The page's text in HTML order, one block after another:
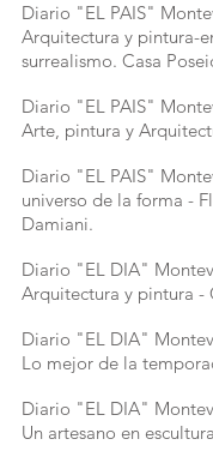
Diario "EL PAIS"
Arquitectura y pintura-
surrealismo. Casa
Diario "EL PAIS"
Arte, pintura y
Diario "EL PAIS"
universo de la forma -
Damiani.
Diario "EL DIA"
Arquitectura y pintura -
Diario "EL DIA"
Lo mejor de la
Diario "EL DIA"
Un artesano en